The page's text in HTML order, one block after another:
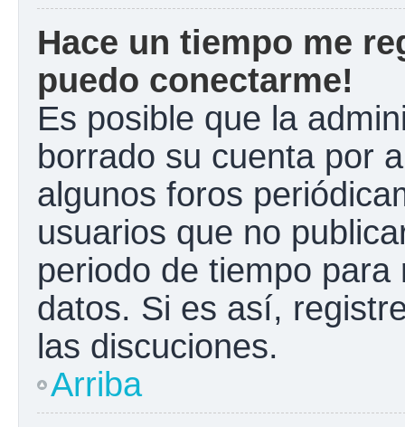
Hace un tiempo me
puedo conectarme!
Es posible que la
borrado su cuenta por
algunos foros
usuarios que no
periodo de tiempo
datos. Si es así,
las discuciones.
Arriba